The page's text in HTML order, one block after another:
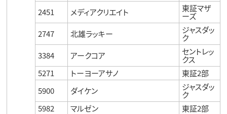
2451
メディアクリエイト 東証マザ
ーズ
2747
北雄ラッキー ジャスダッ
ク
3384
アークコア セントレッ
クス
5271
トーヨーアサノ
東証2部
5900
ダイケン ジャスダッ
ク
5982
マルゼン
東証2部